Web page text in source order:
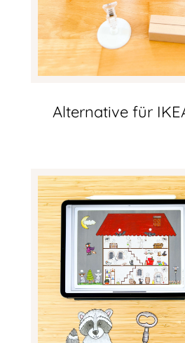
Alternative für